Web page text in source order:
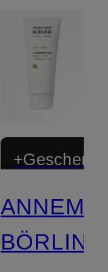
+Geschenk
Zertifiziert
BÖRLIND